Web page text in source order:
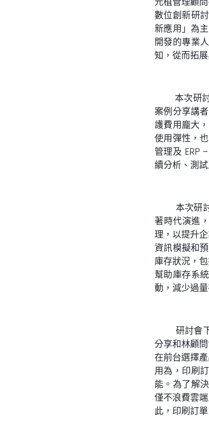
數位創新研
新應用」為
開發的專業
知，從而拓
本次研討
案例分享講
護費用龐大
使用彈性，
管理及 ERP
續分析、測
本次研討
著時代演進
理，以提升
資訊模擬和
庫存狀況，
幫助庫存系
動，減少過
研討會下
分享和林顧
在前台選擇
用為，印刷
能。為了解
僅不浪費雲
此，印刷訂